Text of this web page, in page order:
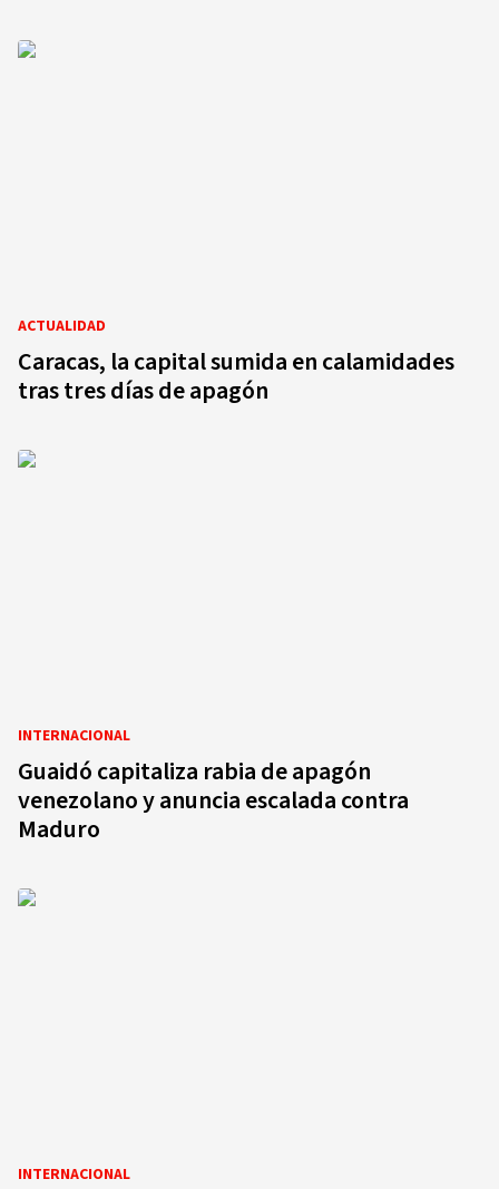
ACTUALIDAD
Caracas, la capital sumida en calamidades
tras tres días de apagón
INTERNACIONAL
Guaidó capitaliza rabia de apagón
venezolano y anuncia escalada contra
Maduro
INTERNACIONAL